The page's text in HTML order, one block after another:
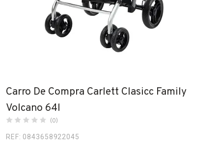
Fabricantes
Contacto
Carro De Compra Carlett Clasicc Family
Volcano 64l
(0)
REF: 0843658922045